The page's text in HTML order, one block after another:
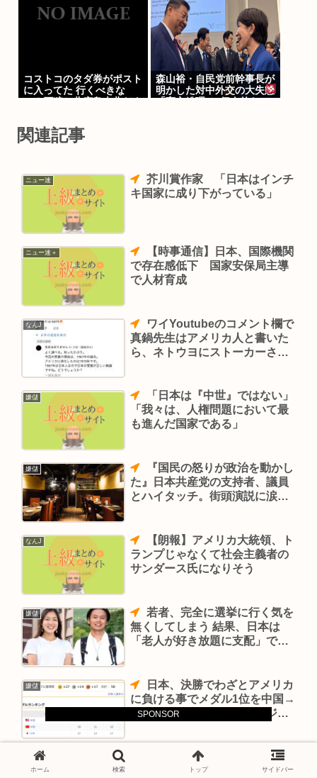
SPONSOR
コストコのタダ券がポスト
に入ってた 行くべきな
森山裕・自民党前幹事長が
明かした対中外交の大失態
関連記事
ニュー速
芥川賞作家 「日本はインチ
キ国家に成り下がっている」
ニュー速＋
で存在感低下 国家安保局主導
で人材育成
なんJ
真鍋先生はアメリカ人と書いた
ら、ネトウヨにストーカーされ
嫌儲
「我々は、人権問題において最
も進んだ国家である」
嫌儲
た』日本共産党の支持者、議員
とハイタッチ。街頭演説に涙を
なんJ
ランプじゃなくて社会主義者の
サンダース氏になりそう
嫌儲
若者、完全に選挙に行く気を
無くしてしまう 結果、日本は
「老人が好き放題に支配」でき
嫌儲
に負ける事でメダル1位を中国→
アメリカに変えてしまう。ジャ
ニュー速
の？」日本人「親日なところ」
ホーム 検索 トップ サイドバー